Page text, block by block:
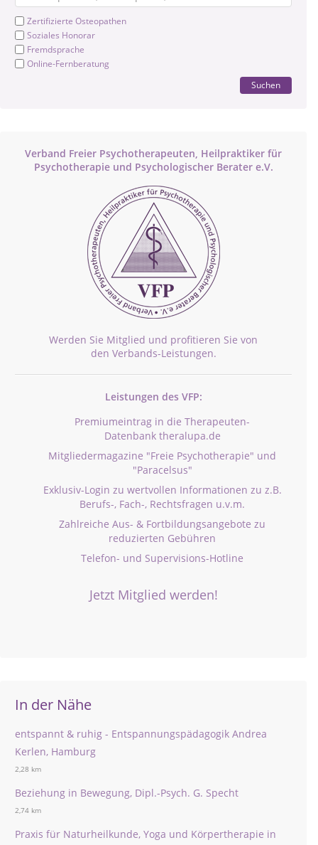
Zertifizierte Osteopathen
Soziales Honorar
Fremdsprache
Online-Fernberatung
Suchen
Verband Freier Psychotherapeuten, Heilpraktiker für
Psychotherapie und Psychologischer Berater e.V.
Werden Sie Mitglied und profitieren Sie von
den Verbands-Leistungen.
Leistungen des VFP:
Premiumeintrag in die Therapeuten-
Datenbank theralupa.de
Mitgliedermagazine "Freie Psychotherapie" und
"Paracelsus"
Exklusiv-Login zu wertvollen Informationen zu z.B.
Berufs-, Fach-, Rechtsfragen u.v.m.
Zahlreiche Aus- & Fortbildungsangebote zu
reduzierten Gebühren
Telefon- und Supervisions-Hotline
Jetzt Mitglied werden!
In der Nähe
entspannt & ruhig - Entspannungspädagogik Andrea
Kerlen, Hamburg
2,28 km
Beziehung in Bewegung, Dipl.-Psych. G. Specht
2,74 km
Praxis für Naturheilkunde, Yoga und Körpertherapie in